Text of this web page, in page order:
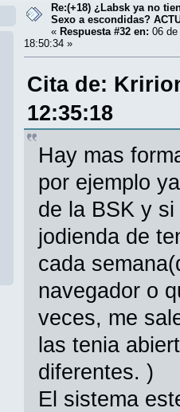
Re:(+18) ¿Labsk ya no
Sexo a escondidas?
« Respuesta #32 en: 06
18:50:34 »
Cita de:
12:35:18
Hay mas
por ejemplo
de la BSK y
jodienda de
cada
navegador o
veces, me
las tenia
diferentes. )
El sistema